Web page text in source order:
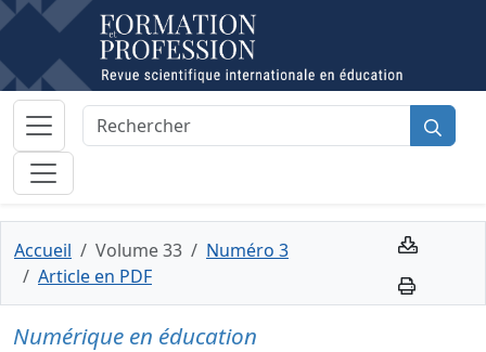
Accueil Volume 33
Numéro 3
Article en PDF
Numérique en éducation